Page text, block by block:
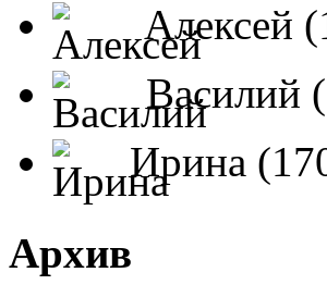
Алексей
Василий
Ирина
Архив